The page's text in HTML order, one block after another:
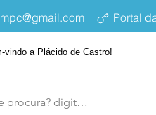
Portal
vindo a Plácido de Castro!